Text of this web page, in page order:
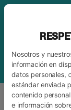
Nosotros y
información en
datos personales,
estándar enviada
contenido
e información